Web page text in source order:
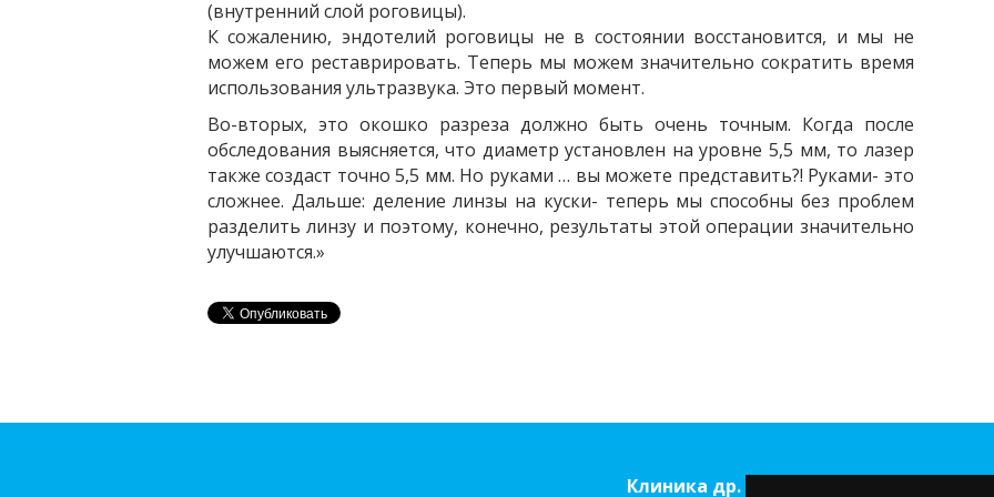
(внутренний слой роговицы).
К сожалению, эндотелий роговицы не в состоянии восстановится, и мы не
можем его реставрировать. Теперь мы можем значительно сократить время
использования ультразвука. Это первый момент.
Во-вторых, это окошко разреза должно быть очень точным. Когда после
обследования выясняется, что диаметр установлен на уровне 5,5 мм, то лазер
также создаст точно 5,5 мм. Но руками … вы можете представить?! Руками- это
сложнее. Дальше: деление линзы на куски- теперь мы способны без проблем
разделить линзу и поэтому, конечно, результаты этой операции значительно
улучшаются.»
Клиника др. Соломатина